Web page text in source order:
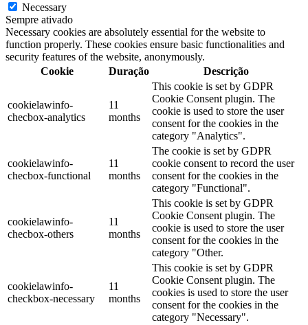
Necessary
Sempre ativado
Necessary cookies are absolutely essential for the website to
function properly. These cookies ensure basic functionalities and
security features of the website, anonymously.
Cookie
Duração Descrição
cookielawinfo-
checbox-analytics
11
months
This cookie is set by GDPR
Cookie Consent plugin. The
cookie is used to store the user
consent for the cookies in the
category "Analytics".
cookielawinfo-
checbox-functional
11
months
The cookie is set by GDPR
cookie consent to record the user
consent for the cookies in the
category "Functional".
cookielawinfo-
checbox-others
11
months
This cookie is set by GDPR
Cookie Consent plugin. The
cookie is used to store the user
consent for the cookies in the
category "Other.
cookielawinfo-
checkbox-necessary
11
months
This cookie is set by GDPR
Cookie Consent plugin. The
cookies is used to store the user
consent for the cookies in the
category "Necessary".